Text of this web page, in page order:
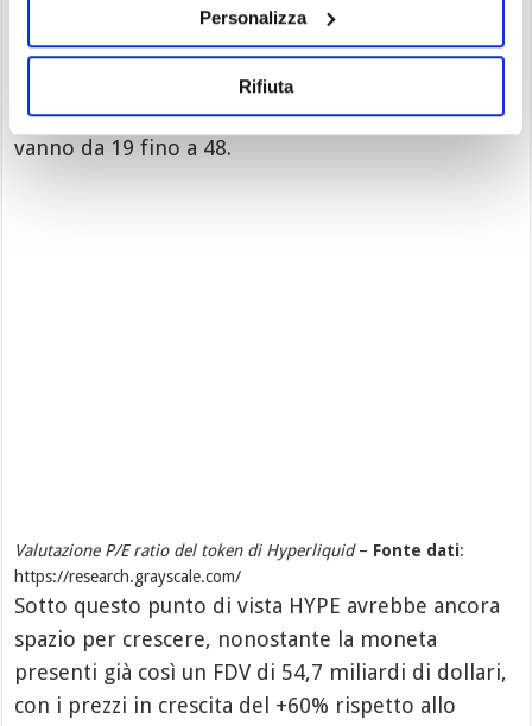
Personalizza
Rifiuta
mercato e gli utili generati, il token HYPE di
Hyperliquid si trova ad un valore pari a14. Per
fare un confronto, le azioni quotate in borsa delle
società sopracitate sono scambiate a multipli che
vanno da 19 fino a 48.
Valutazione P/E ratio del token di Hyperliquid– Fonte dati:
https://research.grayscale.com/
Sotto questo punto di vista HYPE avrebbe ancora
spazio per crescere, nonostante la moneta
presenti già così un FDV di 54,7 miliardi di dollari,
con i prezzi in crescita del +60% rispetto allo